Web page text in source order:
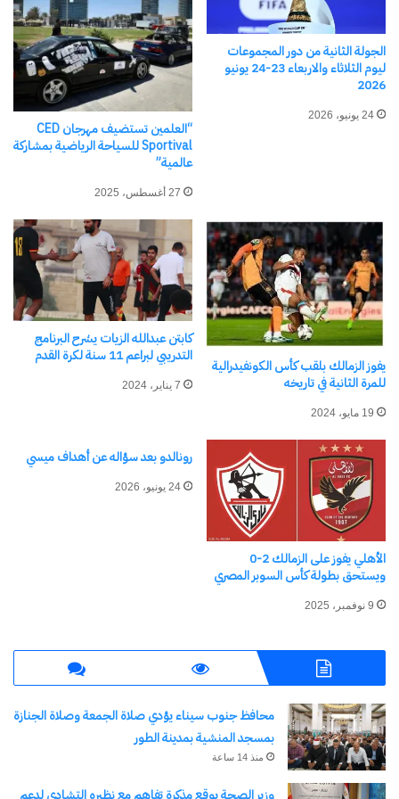
محمد نادي
نسخ الرابط
الجولة الثانية من دور المجموعات
ليوم الثلاثاء والاربعاء 23-24 يونيو
2026
24 يونيو، 2026
“العلمين تستضيف مهرجان CED
Sportival للسياحة الرياضية بمشاركة
عالمية”
27 أغسطس، 2025
يفوز الزمالك بلقب كأس الكونفيدرالية
للمرة الثانية في تاريخه
19 مايو، 2024
كابتن عبدالله الزيات يشرح البرنامج
التدريبي لبراعم 11 سنة لكرة القدم
7 يناير، 2024
الأهلي يفوز على الزمالك 2-0
ويستحق بطولة كأس السوبر المصري
9 نوفمبر، 2025
رونالدو بعد سؤاله عن أهداف ميسي
24 يونيو، 2026
محافظ جنوب سيناء يؤدي صلاة الجمعة وصلاة الجنازة
بمسجد المنشية بمدينة الطور
منذ 14 ساعة
وزير الصحة يوقع مذكرة تفاهم مع نظيره التشادي لدعم